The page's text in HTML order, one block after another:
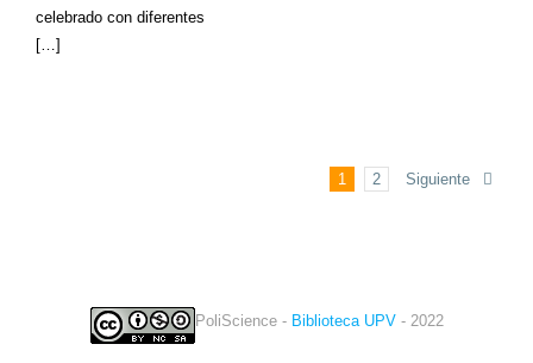
celebrado con diferentes
[…]
1 2 Siguiente
PoliScience - Biblioteca UPV- 2022